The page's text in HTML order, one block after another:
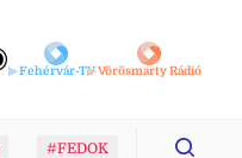
Fehérvár-TVVörösmarty Rádió
#FEDOK